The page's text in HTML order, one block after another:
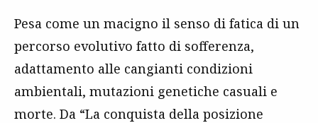
Pesa come un macigno il senso di fatica di un
percorso evolutivo fatto di sofferenza,
adattamento alle cangianti condizioni
ambientali, mutazioni genetiche casuali e
morte. Da “La conquista della posizione